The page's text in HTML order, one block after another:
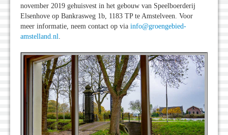
november 2019 gehuisvest in het gebouw van Speelboerderij
Elsenhove op Bankrasweg 1b, 1183 TP te Amstelveen. Voor
meer informatie, neem contact op via info@groengebied-
amstelland.nl